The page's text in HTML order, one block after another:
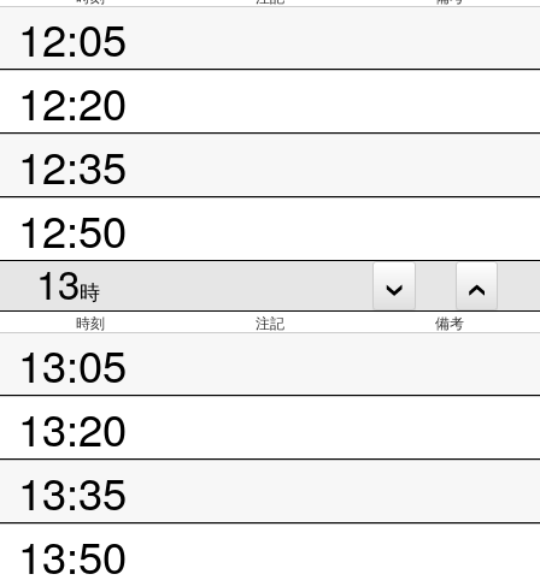
12:05
12:20
12:35
12:50
13時
時刻 注記 備考
13:05
13:20
13:35
13:50